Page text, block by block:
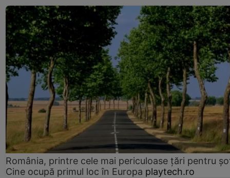
România, printre cele mai periculoase țări pentru
Cine ocupă primul loc în Europa playtech.ro